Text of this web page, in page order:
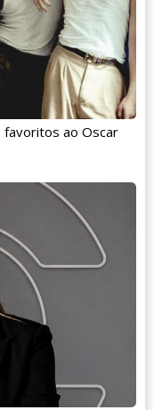
favoritos ao Oscar